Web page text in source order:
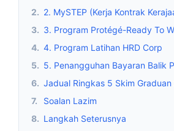
2. 2. MySTEP (Kerja Kontrak
3. 3. Program Protégé-Ready To
4. 4. Program Latihan HRD Corp
5. 5. Penangguhan Bayaran Balik
6. Jadual Ringkas 5 Skim Graduan
7.
Soalan Lazim
8. Langkah Seterusnya